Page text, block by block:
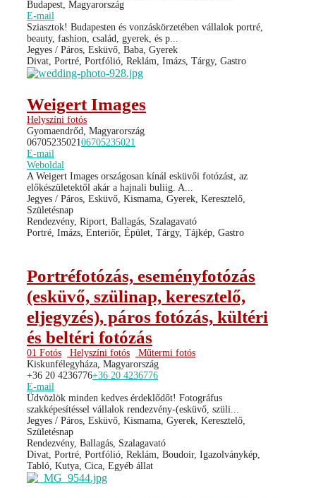
Budapest, Magyarország
E-mail
Sziasztok! Budapesten és vonzáskörzetében vállalok portré,
beauty, fashion, család, gyerek, és p...
Jegyes / Páros, Esküvő, Baba, Gyerek
Divat, Portré, Portfólió, Reklám, Imázs, Tárgy, Gastro
Weigert Images
Helyszíni fotós
Gyomaendrőd, Magyarország
06705235021 06705235021
E-mail
Weboldal
A Weigert Images országosan kínál esküvői fotózást, az
előkészületektől akár a hajnali buliig. A...
Jegyes / Páros, Esküvő, Kismama, Gyerek, Keresztelő,
Születésnap
Rendezvény, Riport, Ballagás, Szalagavató
Portré, Imázs, Enteriőr, Épület, Tárgy, Tájkép, Gastro
Portréfotózás, eseményfotózás
(esküvő, szülinap, keresztelő,
eljegyzés), páros fotózás, kültéri
és beltéri fotózás
01 Fotós Helyszíni fotós
Műtermi fotós
Kiskunfélegyháza, Magyarország
+36 20 4236776+36 20 4236776
E-mail
Üdvözlök minden kedves érdeklődőt! Fotográfus
szakképesítéssel vállalok rendezvény-(esküvő, szüli...
Jegyes / Páros, Esküvő, Kismama, Gyerek, Keresztelő,
Születésnap
Rendezvény, Ballagás, Szalagavató
Divat, Portré, Portfólió, Reklám, Boudoir, Igazolványkép,
Tabló, Kutya, Cica, Egyéb állat